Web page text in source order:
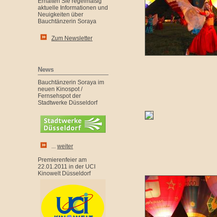
aktuelle Informationen und
Neuigkeiten über
Bauchtänzerin Soraya
Zum Newsletter
News
Bauchtänzerin Soraya im
neuen Kinospot /
Fernsehspot der
Stadtwerke Düsseldorf
... weiter
Premierenfeier am
22.01.2011 in der UCI
Kinowelt Düsseldorf